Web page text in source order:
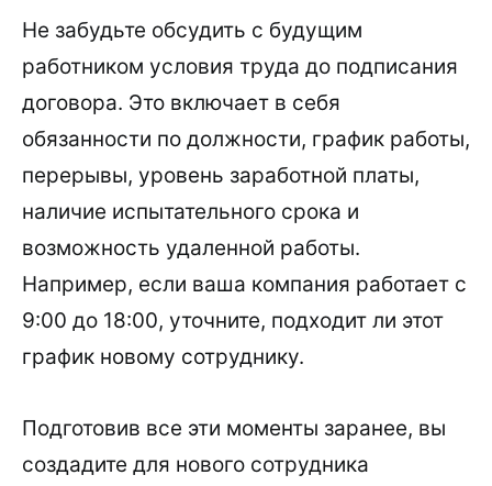
Не забудьте обсудить с будущим
работником условия труда до подписания
договора. Это включает в себя
обязанности по должности, график работы,
перерывы, уровень заработной платы,
наличие испытательного срока и
возможность удаленной работы.
Например, если ваша компания работает с
9:00 до 18:00, уточните, подходит ли этот
график новому сотруднику.
Подготовив все эти моменты заранее, вы
создадите для нового сотрудника